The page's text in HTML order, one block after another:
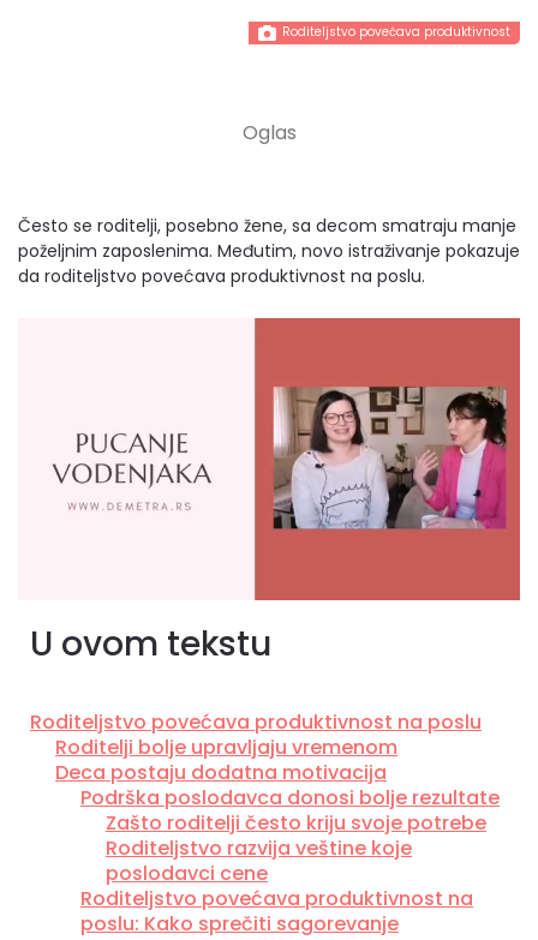
Roditeljstvo povećava produktivnost
Često se roditelji, posebno žene, sa decom smatraju manje
poželjnim zaposlenima. Međutim, novo istraživanje pokazuje
da roditeljstvo povećava produktivnost na poslu.
U ovom tekstu
Roditeljstvo povećava produktivnost na poslu
Roditelji bolje upravljaju vremenom
Deca postaju dodatna motivacija
Podrška poslodavca donosi bolje rezultate
Zašto roditelji često kriju svoje potrebe
Roditeljstvo razvija veštine koje
poslodavci cene
Roditeljstvo povećava produktivnost na
poslu: Kako sprečiti sagorevanje